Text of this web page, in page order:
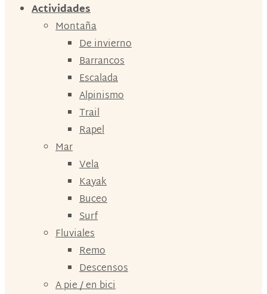
Actividades
Montaña
De invierno
Barrancos
Escalada
Alpinismo
Trail
Rapel
Mar
Vela
Kayak
Buceo
Surf
Fluviales
Remo
Descensos
A pie / en bici